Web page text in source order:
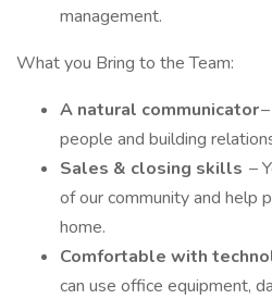
management.
What you Bring to the Team:
A natural communicator
people and building
Sales & closing skills –
of our community and help
home.
Comfortable with
can use office equipment,